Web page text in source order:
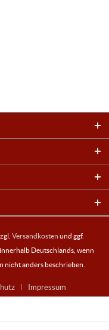
Versandkosten und ggf.
Deutschlands, wenn
nicht anders beschrieben.
Impressum